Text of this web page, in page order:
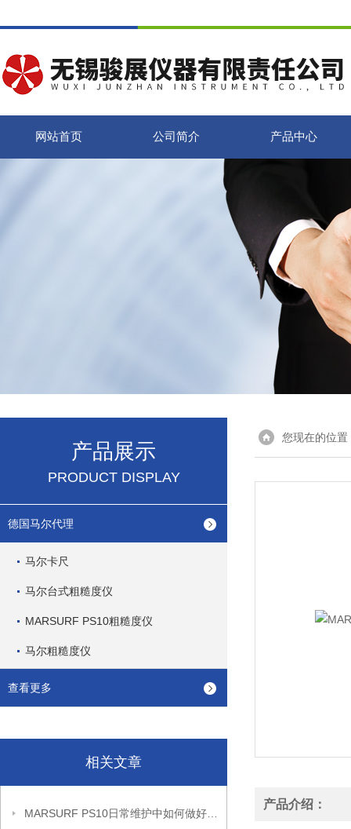
网站首页 公司简介 产品中心
产品展示
PRODUCT DISPLAY
德国马尔代理
马尔卡尺
马尔台式粗糙度仪
MARSURF PS10粗糙度仪
马尔粗糙度仪
查看更多
相关文章
您现在的位置
产品介绍：